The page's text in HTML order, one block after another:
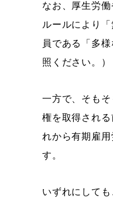
なお、厚生労
ルールにより
員である「多
照ください。）
一方で、そも
権を取得され
れから有期雇
す。
いずれにして